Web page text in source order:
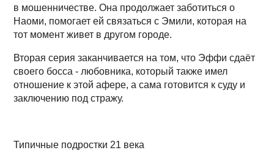
в мошенничестве. Она продолжает заботиться о
Наоми, помогает ей связаться с Эмили, которая на
тот момент живет в другом городе.
Вторая серия заканчивается на том, что Эффи сдаёт
своего босса - любовника, который также имел
отношение к этой афере, а сама готовится к суду и
заключению под стражу.
Типичные подростки 21 века